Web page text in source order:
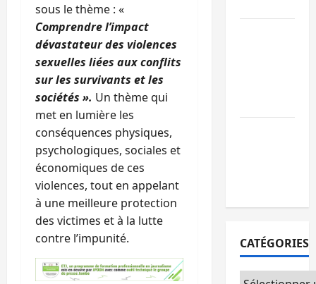
sous le thème : «
Comprendre l’impact
dévastateur des violences
sexuelles liées aux conflits
sur les survivants et les
sociétés ». Un thème qui
met en lumière les
conséquences physiques,
psychologiques, sociales et
économiques de ces
violences, tout en appelant
à une meilleure protection
des victimes et à la lutte
contre l’impunité.
CATÉGORIES
Catégories